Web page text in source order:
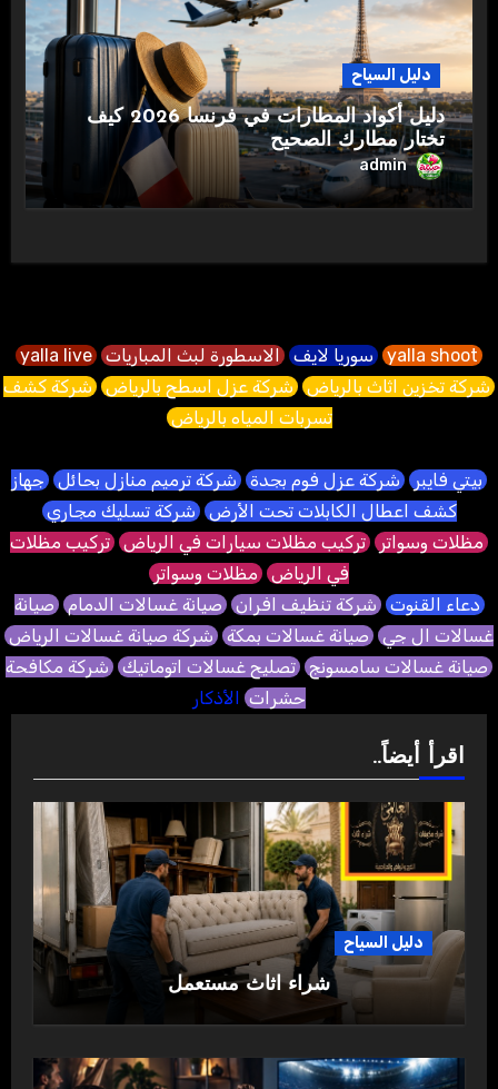
دليل السياح
دليل أكواد المطارات في فرنسا 2026 كيف
تختار مطارك الصحيح
admin
yalla shoot سوريا لايف الاسطورة لبث المباريات yalla live
شركة تخزين اثاث بالرياض شركة عزل اسطح بالرياض شركة كشف
تسربات المياه بالرياض
بيتي فايبر شركة عزل فوم بجدة شركة ترميم منازل بحائل جهاز
كشف اعطال الكابلات تحت الأرض شركة تسليك مجاري
مظلات وسواتر تركيب مظلات سيارات في الرياض تركيب مظلات
في الرياض مظلات وسواتر
دعاء القنوت شركة تنظيف افران صيانة غسالات الدمام صيانة
غسالات ال جي صيانة غسالات بمكة شركة صيانة غسالات الرياض
صيانة غسالات سامسونج تصليح غسالات اتوماتيك شركة مكافحة
حشرات الأذكار
اقرأ أيضاً..
دليل السياح
شراء اثاث مستعمل